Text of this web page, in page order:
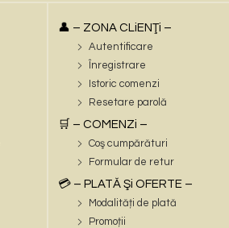
👤 – ZONA CLiENŢi –
Autentificare
Înregistrare
Istoric comenzi
Resetare parolă
🛒 – COMENZi –
Coş cumpărături
Formular de retur
💳 – PLATĂ Şi OFERTE –
Modalități de plată
Promoții